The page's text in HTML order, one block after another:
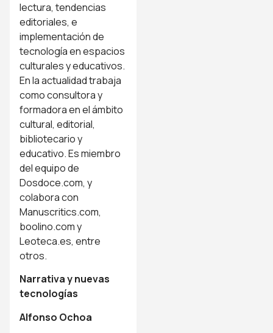
lectura, tendencias
editoriales, e
implementación de
tecnología en espacios
culturales y educativos.
En la actualidad trabaja
como consultora y
formadora en el ámbito
cultural, editorial,
bibliotecario y
educativo. Es miembro
del equipo de
Dosdoce.com, y
colabora con
Manuscritics.com,
boolino.com y
Leoteca.es, entre
otros.
Narrativa y nuevas
tecnologías
Alfonso Ochoa